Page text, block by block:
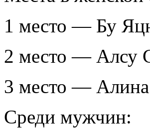
1 место — Бу
2 место — Алсу
3 место —
Среди мужчин: